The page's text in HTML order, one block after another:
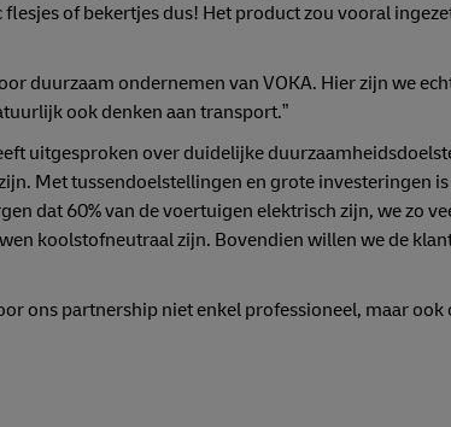
of bekertjes dus! Het product zou vooral
duurzaam ondernemen van VOKA. Hier zijn we
ook denken aan transport.”
uitgesproken over duidelijke
Met tussendoelstellingen en grote investeringen
dat 60% van de voertuigen elektrisch zijn, we zo
koolstofneutraal zijn. Bovendien willen we de
ons partnership niet enkel professioneel, maar ook